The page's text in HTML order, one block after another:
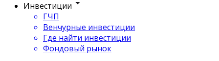
Инвестиции
ГЧП
Венчурные инвестиции
Где найти инвестиции
Фондовый рынок